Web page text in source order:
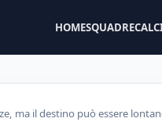
HOMESQUADRE
ma il destino può essere